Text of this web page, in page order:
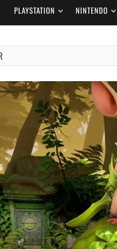
PLAYSTATION NINTENDO